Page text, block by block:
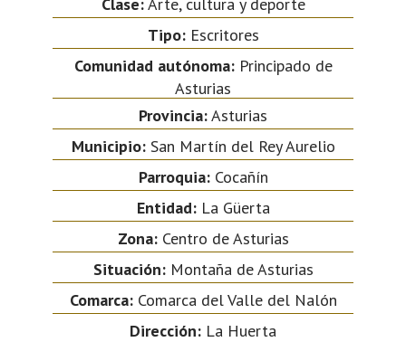
Tipo:Escritores
Comunidad autónoma:Principado de
Asturias
Provincia:Asturias
Municipio:San Martín del Rey Aurelio
Parroquia:Cocañín
Entidad:La Güerta
Zona:Centro de Asturias
Situación:Montaña de Asturias
Comarca:Comarca del Valle del Nalón
Dirección: La Huerta